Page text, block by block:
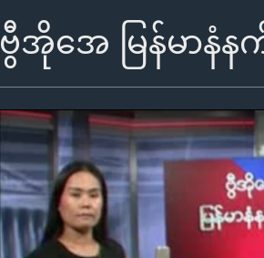
ဗွီအိုအေ မြန်မာနံန